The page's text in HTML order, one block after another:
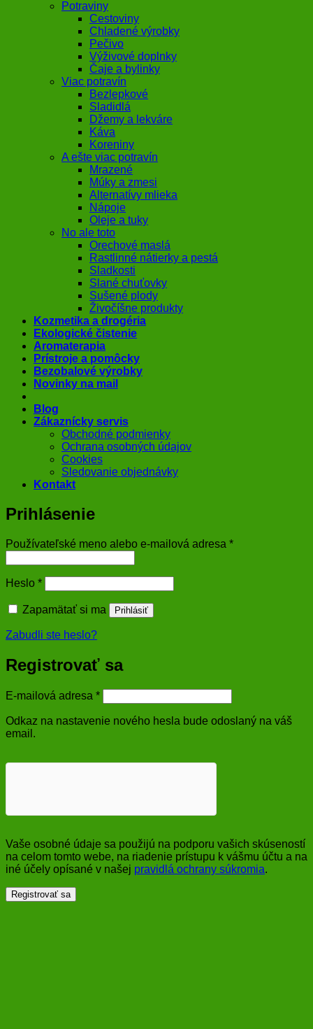
Potraviny
Cestoviny
Chladené výrobky
Pečivo
Výživové doplnky
Čaje a bylinky
Viac potravín
Bezlepkové
Sladidlá
Džemy a lekváre
Káva
Koreniny
A ešte viac potravín
Mrazené
Múky a zmesi
Alternatívy mlieka
Nápoje
Oleje a tuky
No ale toto
Orechové maslá
Rastlinné nátierky a pestá
Sladkosti
Slané chuťovky
Sušené plody
Živočíšne produkty
Kozmetika a drogéria
Ekologické čistenie
Aromaterapia
Prístroje a pomôcky
Bezobalové výrobky
Novinky na mail
Blog
Zákaznícky servis
Obchodné podmienky
Ochrana osobných údajov
Cookies
Sledovanie objednávky
Kontakt
Prihlásenie
Používateľské meno alebo e-mailová adresa *Povinné
Heslo *Povinné
Zapamätať si ma Prihlásiť
Zabudli ste heslo?
Registrovať sa
E-mailová adresa *Povinné
Odkaz na nastavenie nového hesla bude odoslaný na váš
email.
Vaše osobné údaje sa použijú na podporu vašich skúseností
na celom tomto webe, na riadenie prístupu k vášmu účtu a na
iné účely opísané v našej pravidlá ochrany súkromia.
Registrovať sa